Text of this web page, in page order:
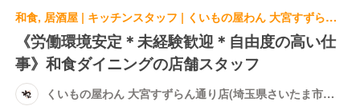
和食, 居酒屋 | キッチンスタッフ | くいもの屋わん 大宮すずらん通り店(埼玉県さいたま市大宮区)
《労働環境安定＊未経験歓迎＊自由度の高い仕
事》和食ダイニングの店舗スタッフ
くいもの屋わん 大宮すずらん通り店(埼玉県さいたま市大